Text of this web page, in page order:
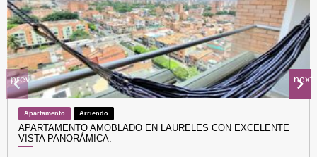
Apartamento Arriendo
APARTAMENTO AMOBLADO EN LAURELES CON EXCELENTE
VISTA PANORÁMICA.
prev next